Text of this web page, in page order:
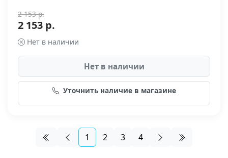
2 153 р.
2 153 р.
Нет в наличии
Нет в наличии
Уточнить наличие в магазине
1 2 3 4